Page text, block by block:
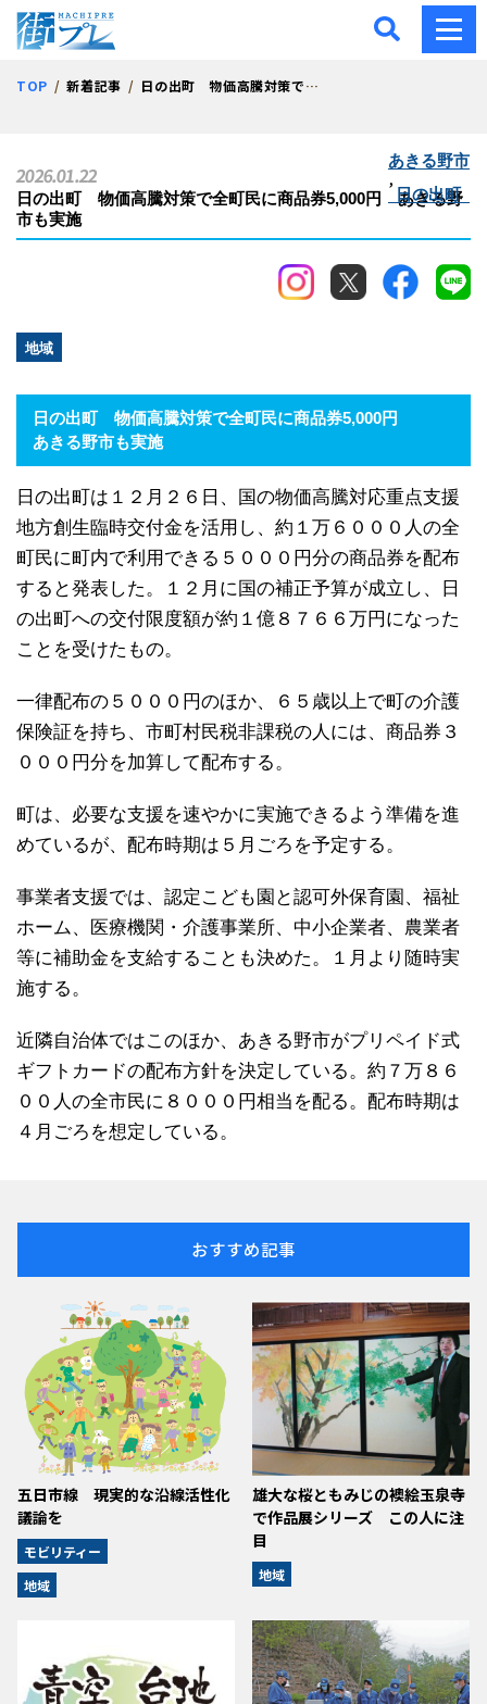
街プレ -東京・西多摩の
TOP 新着記事 日の出町 物価高騰対策で全町民に商品券5,000円 あきる野市も実施
日の出町 物価高騰対策で全町民に商品券5,000円 あきる野
市も実施
地域
2026.01.22
あきる野市
,
日の出町
日の出町 物価高騰対策で全町民に商品券5,000円
あきる野市も実施
日の出町は１２月２６日、国の物価高騰対応重点支援
地方創生臨時交付金を活用し、約１万６０００人の全
町民に町内で利用できる５０００円分の商品券を配布
すると発表した。１２月に国の補正予算が成立し、日
の出町への交付限度額が約１億８７６６万円になった
ことを受けたもの。
一律配布の５０００円のほか、６５歳以上で町の介護
保険証を持ち、市町村民税非課税の人には、商品券３
０００円分を加算して配布する。
町は、必要な支援を速やかに実施できるよう準備を進
めているが、配布時期は５月ごろを予定する。
事業者支援では、認定こども園と認可外保育園、福祉
ホーム、医療機関・介護事業所、中小企業者、農業者
等に補助金を支給することも決めた。１月より随時実
施する。
近隣自治体ではこのほか、あきる野市がプリペイド式
ギフトカードの配布方針を決定している。約７万８６
００人の全市民に８０００円相当を配る。配布時期は
４月ごろを想定している。
おすすめ記事
五日市線 現実的な沿線活性化
議論を
モビリティー
地域
雄大な桜ともみじの襖絵玉泉寺
で作品展シリーズ この人に注
目
地域